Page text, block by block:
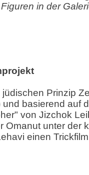
in der
jüdischen Prinzip
und basierend auf
von Jizchok
Omanut unter der
einen